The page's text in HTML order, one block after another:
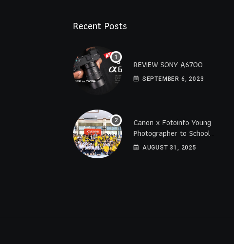
Recent Posts
REVIEW SONY A6700
SEPTEMBER 6, 2023
Canon x Fotoinfo​ Young​
Photographer to School
2025 โรงเรียนราชดำริ
AUGUST 31, 2025